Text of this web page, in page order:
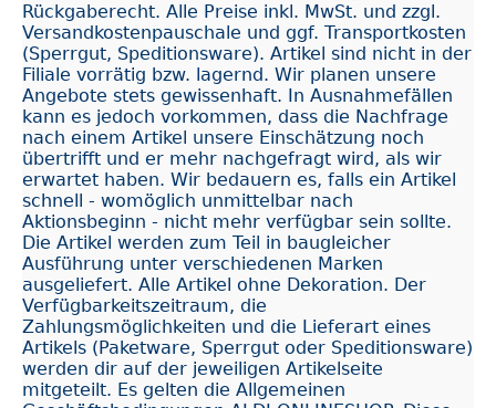
Rückgaberecht. Alle Preise inkl. MwSt. und zzgl.
Versandkostenpauschale und ggf. Transportkosten
(Sperrgut, Speditionsware). Artikel sind nicht in der
Filiale vorrätig bzw. lagernd. Wir planen unsere
Angebote stets gewissenhaft. In Ausnahmefällen
kann es jedoch vorkommen, dass die Nachfrage
nach einem Artikel unsere Einschätzung noch
übertrifft und er mehr nachgefragt wird, als wir
erwartet haben. Wir bedauern es, falls ein Artikel
schnell - womöglich unmittelbar nach
Aktionsbeginn - nicht mehr verfügbar sein sollte.
Die Artikel werden zum Teil in baugleicher
Ausführung unter verschiedenen Marken
ausgeliefert. Alle Artikel ohne Dekoration. Der
Verfügbarkeitszeitraum, die
Zahlungsmöglichkeiten und die Lieferart eines
Artikels (Paketware, Sperrgut oder Speditionsware)
werden dir auf der jeweiligen Artikelseite
mitgeteilt. Es gelten die Allgemeinen